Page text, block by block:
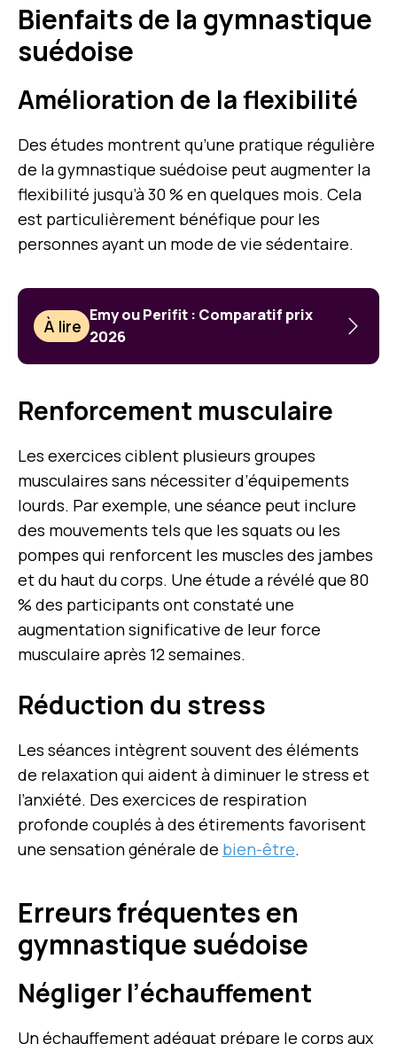
Bienfaits de la gymnastique
suédoise
Amélioration de la flexibilité
Des études montrent qu’une pratique régulière
de la gymnastique suédoise peut augmenter la
flexibilité jusqu’à 30 % en quelques mois. Cela
est particulièrement bénéfique pour les
personnes ayant un mode de vie sédentaire.
À lire
Emy ou Perifit : Comparatif prix
2026
Renforcement musculaire
Les exercices ciblent plusieurs groupes
musculaires sans nécessiter d’équipements
lourds. Par exemple, une séance peut inclure
des mouvements tels que les squats ou les
pompes qui renforcent les muscles des jambes
et du haut du corps. Une étude a révélé que 80
% des participants ont constaté une
augmentation significative de leur force
musculaire après 12 semaines.
Réduction du stress
Les séances intègrent souvent des éléments
de relaxation qui aident à diminuer le stress et
l’anxiété. Des exercices de respiration
profonde couplés à des étirements favorisent
une sensation générale de bien-être.
Erreurs fréquentes en
gymnastique suédoise
Négliger l’échauffement
Un échauffement adéquat prépare le corps aux